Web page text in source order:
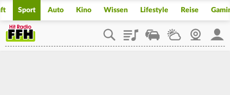
Sport Auto Kino Wissen Lifestyle Reise
PlaylistStaupilotWetterWebcam